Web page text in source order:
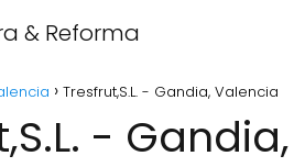
& Reforma
Tresfrut,S.L. - Gandia, Valencia
-